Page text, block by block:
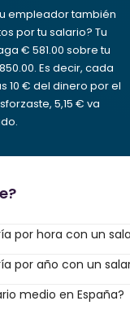
empleador también
por tu salario? Tu
€ 581.00 sobre tu
Es decir, cada
10 € del dinero por el
5,15 € va
por hora con un
por año con un
medio en España?